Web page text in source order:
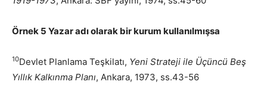
Örnek 5 Yazar adı olarak bir kurum kullanılmışsa
10Devlet Planlama Teşkilatı, Yeni Strateji ile Üçüncü Beş
Yıllık Kalkınma Planı, Ankara, 1973, ss.43-56